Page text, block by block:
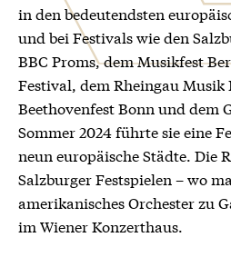
in den bedeutendsten
und bei Festivals wie den
BBC Proms, dem Musikfest
Festival, dem Rheingau Musik
Beethovenfest Bonn und dem
Sommer 2024 führte sie eine
neun europäische Städte. Die
Salzburger Festspielen – wo
amerikanisches Orchester zu
im Wiener Konzerthaus.